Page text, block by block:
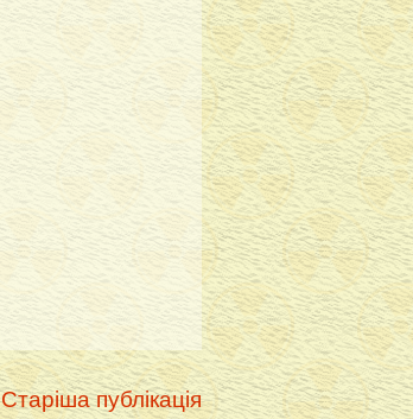
Старіша публікація